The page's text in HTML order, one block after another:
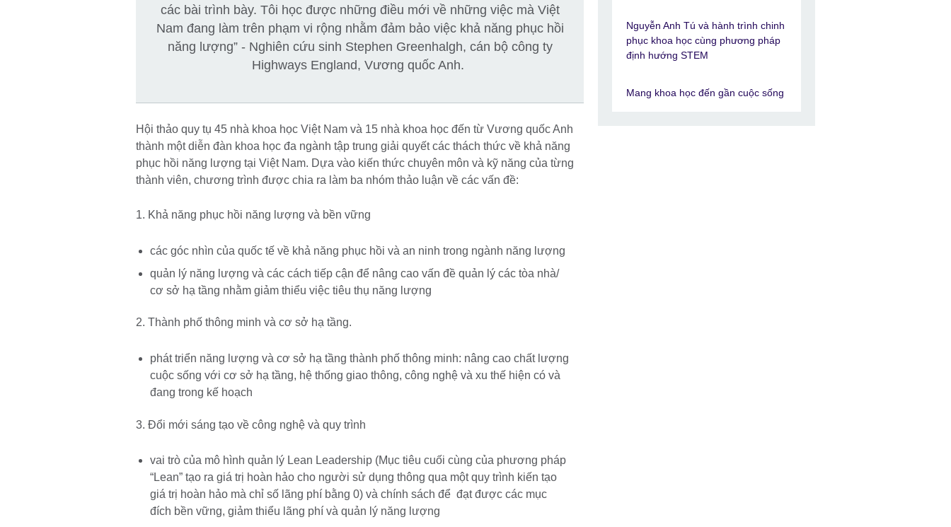
các bài trình bày. Tôi học được những điều mới về những việc mà Việt
Nam đang làm trên phạm vi rộng nhằm đảm bảo việc khả năng phục hồi
năng lượng” - Nghiên cứu sinh Stephen Greenhalgh, cán bộ công ty
Highways England, Vương quốc Anh.
Hội thảo quy tụ 45 nhà khoa học Việt Nam và 15 nhà khoa học đến từ Vương quốc Anh
thành một diễn đàn khoa học đa ngành tập trung giải quyết các thách thức về khả năng
phục hồi năng lượng tại Việt Nam. Dựa vào kiến thức chuyên môn và kỹ năng của từng
thành viên, chương trình được chia ra làm ba nhóm thảo luận về các vấn đề:
1. Khả năng phục hồi năng lượng và bền vững
các góc nhìn của quốc tế về khả năng phục hồi và an ninh trong ngành năng lượng
quản lý năng lượng và các cách tiếp cận để nâng cao vấn đề quản lý các tòa nhà/
cơ sở hạ tầng nhằm giảm thiểu việc tiêu thụ năng lượng
2. Thành phố thông minh và cơ sở hạ tầng.
phát triển năng lượng và cơ sở hạ tầng thành phố thông minh: nâng cao chất lượng
cuộc sống với cơ sở hạ tầng, hệ thống giao thông, công nghệ và xu thế hiện có và
đang trong kế hoạch
3. Đổi mới sáng tạo về công nghệ và quy trình
vai trò của mô hình quản lý Lean Leadership (Mục tiêu cuối cùng của phương pháp
“Lean” tạo ra giá trị hoàn hảo cho người sử dụng thông qua một quy trình kiến tạo
giá trị hoàn hảo mà chỉ số lãng phí bằng 0) và chính sách để đạt được các mục
đích bền vững, giảm thiểu lãng phí và quản lý năng lượng
Nguyễn Anh Tú và hành trình chinh
phục khoa học cùng phương pháp
định hướng STEM
Mang khoa học đến gần cuộc sống